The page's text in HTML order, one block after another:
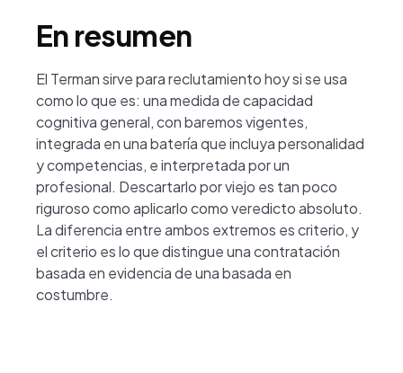
En resumen
El Terman sirve para reclutamiento hoy si se usa
como lo que es: una medida de capacidad
cognitiva general, con baremos vigentes,
integrada en una batería que incluya personalidad
y competencias, e interpretada por un
profesional. Descartarlo por viejo es tan poco
riguroso como aplicarlo como veredicto absoluto.
La diferencia entre ambos extremos es criterio, y
el criterio es lo que distingue una contratación
basada en evidencia de una basada en
costumbre.